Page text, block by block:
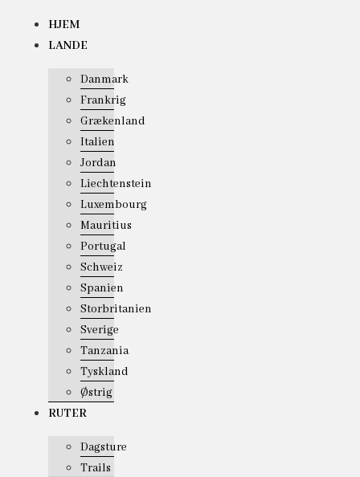
HJEM
LANDE
Danmark
Frankrig
Grækenland
Italien
Jordan
Liechtenstein
Luxembourg
Mauritius
Portugal
Schweiz
Spanien
Storbritanien
Sverige
Tanzania
Tyskland
Østrig
RUTER
Dagsture
Trails